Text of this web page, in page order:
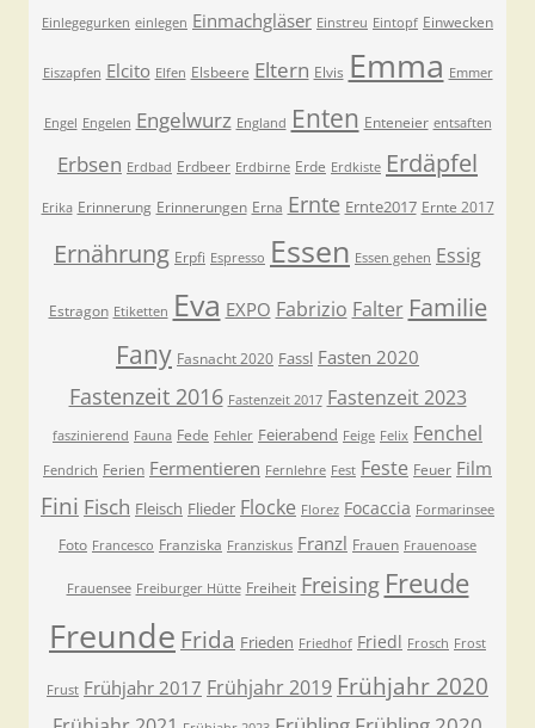
Einlegegurken einlegen Einmachgläser Einstreu Eintopf Einwecken
Eiszapfen Elcito Elfen Elsbeere Eltern Elvis Emma Emmer
Engel Engelen Engelwurz England Enten Enteneier entsaften
Erbsen Erdbad Erdbeer Erdbirne Erde Erdkiste Erdäpfel
Erika Erinnerung Erinnerungen Erna Ernte Ernte2017 Ernte 2017
Ernährung Erpfi Espresso Essen Essen gehen Essig
Estragon Etiketten Eva EXPO Fabrizio Falter Familie
Fany Fasnacht 2020 Fassl Fasten 2020
Fastenzeit 2016 Fastenzeit 2017 Fastenzeit 2023
faszinierend Fauna Fede Fehler Feierabend Feige Felix Fenchel
Fendrich Ferien Fermentieren Fernlehre Fest Feste Feuer Film
Fini Fisch Fleisch Flieder Flocke Florez Focaccia Formarinsee
Foto Francesco Franziska Franziskus Franzl Frauen Frauenoase
Frauensee Freiburger Hütte Freiheit Freising Freude
Freunde Frida Frieden Friedhof Friedl Frosch Frost
Frust Frühjahr 2017 Frühjahr 2019 Frühjahr 2020